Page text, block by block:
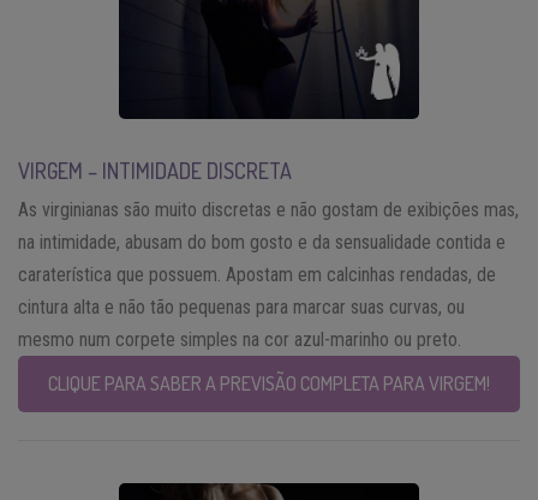
VIRGEM – INTIMIDADE DISCRETA
As virginianas são muito discretas e não gostam de exibições mas,
na intimidade, abusam do bom gosto e da sensualidade contida e
caraterística que possuem. Apostam em calcinhas rendadas, de
cintura alta e não tão pequenas para marcar suas curvas, ou
mesmo num corpete simples na cor azul-marinho ou preto.
CLIQUE PARA SABER A PREVISÃO COMPLETA PARA VIRGEM!